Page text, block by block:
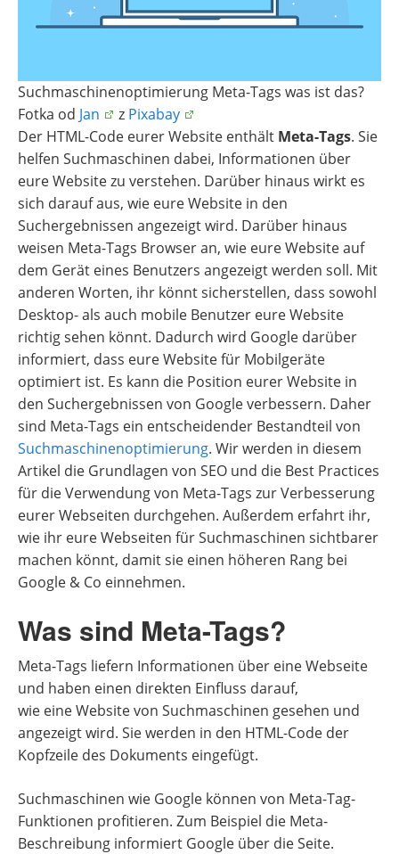
Suchmaschinenoptimierung Meta-Tags was ist das?
Fotka od Jan z Pixabay
Der HTML-Code eurer Website enthält Meta-Tags. Sie
helfen Suchmaschinen dabei, Informationen über
eure Website zu verstehen. Darüber hinaus wirkt es
sich darauf aus, wie eure Website in den
Suchergebnissen angezeigt wird. Darüber hinaus
weisen Meta-Tags Browser an, wie eure Website auf
dem Gerät eines Benutzers angezeigt werden soll. Mit
anderen Worten, ihr könnt sicherstellen, dass sowohl
Desktop- als auch mobile Benutzer eure Website
richtig sehen könnt. Dadurch wird Google darüber
informiert, dass eure Website für Mobilgeräte
optimiert ist. Es kann die Position eurer Website in
den Suchergebnissen von Google verbessern. Daher
sind Meta-Tags ein entscheidender Bestandteil von
Suchmaschinenoptimierung. Wir werden in diesem
Artikel die Grundlagen von SEO und die Best Practices
für die Verwendung von Meta-Tags zur Verbesserung
eurer Webseiten durchgehen. Außerdem erfahrt ihr,
wie ihr eure Webseiten für Suchmaschinen sichtbarer
machen könnt, damit sie einen höheren Rang bei
Google & Co einnehmen.
Was sind Meta-Tags?
Meta-Tags liefern Informationen über eine Webseite
und haben einen direkten Einfluss darauf,
wie eine Website von Suchmaschinen gesehen und
angezeigt wird. Sie werden in den HTML-Code der
Kopfzeile des Dokuments eingefügt.
Suchmaschinen wie Google können von Meta-Tag-
Funktionen profitieren. Zum Beispiel die Meta-
Beschreibung informiert Google über die Seite.